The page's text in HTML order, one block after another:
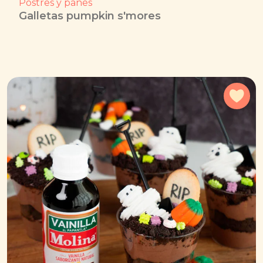
Postres y panes
Galletas pumpkin s'mores